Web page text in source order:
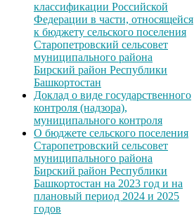
классификации Российской
Федерации в части, относящейся
к бюджету сельского поселения
Старопетровский сельсовет
муниципального района
Бирский район Республики
Башкортостан
Доклад о виде государственного
контроля (надзора),
муниципального контроля
О бюджете сельского поселения
Старопетровский сельсовет
муниципального района
Бирский район Республики
Башкортостан на 2023 год и на
плановый период 2024 и 2025
годов